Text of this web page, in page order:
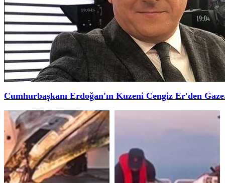
Cumhurbaşkanı Erdoğan'ın Kuzeni Cengiz Er'den